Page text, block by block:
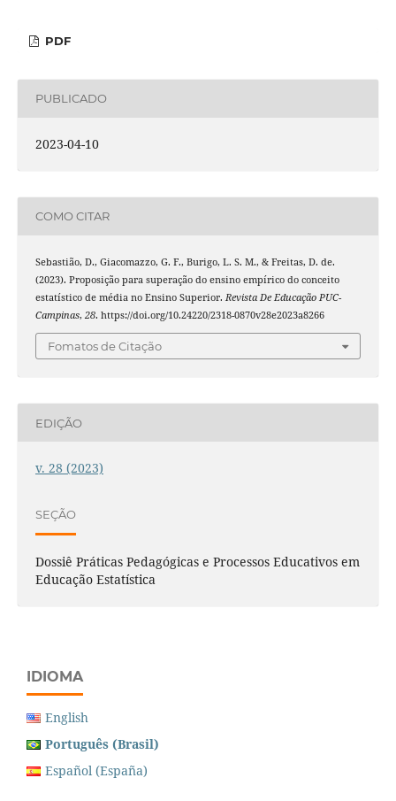
PDF
PUBLICADO
2023-04-10
COMO CITAR
Sebastião, D., Giacomazzo, G. F., Burigo, L. S. M., & Freitas, D. de.
(2023). Proposição para superação do ensino empírico do conceito
estatístico de média no Ensino Superior. Revista De Educação PUC-
Campinas, 28. https://doi.org/10.24220/2318-0870v28e2023a8266
Fomatos de Citação
EDIÇÃO
v. 28 (2023)
SEÇÃO
Dossiê Práticas Pedagógicas e Processos Educativos em
Educação Estatística
IDIOMA
English
Português (Brasil)
Español (España)